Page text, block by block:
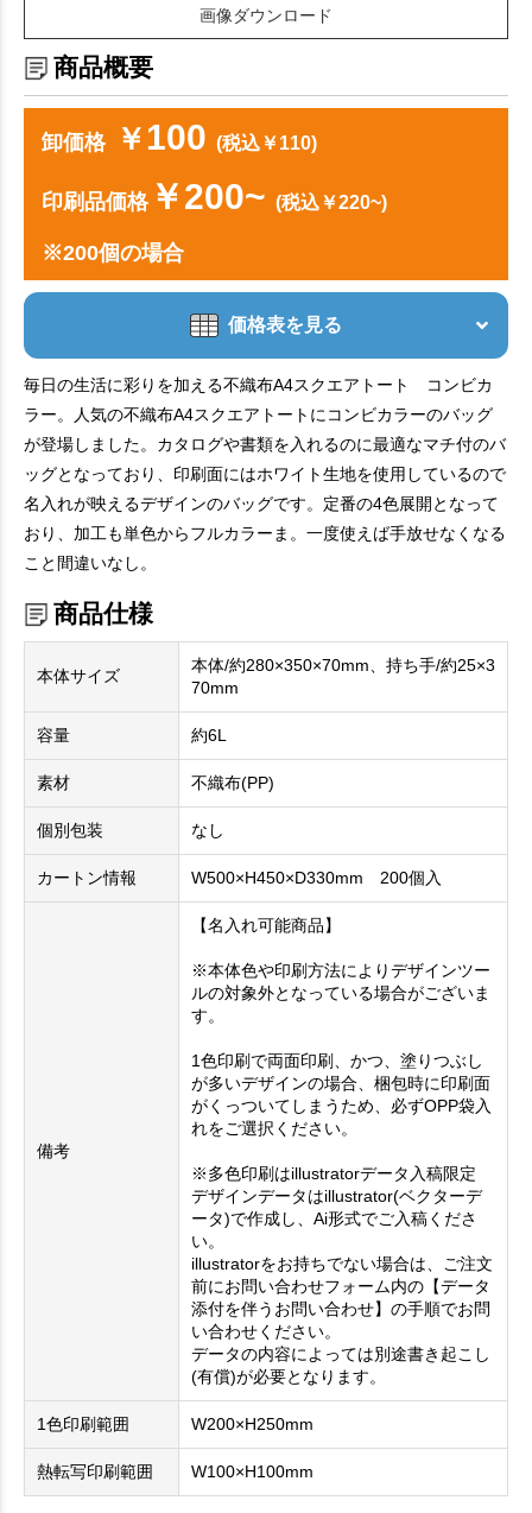
画像ダウンロード
商品概要
卸価格 ￥100 (税込￥110)
印刷品価格￥200~ (税込￥220~)
※200個の場合
価格表を見る
毎日の生活に彩りを加える不織布A4スクエアトート コンビカ
ラー。人気の不織布A4スクエアトートにコンビカラーのバッグ
が登場しました。カタログや書類を入れるのに最適なマチ付のバ
ッグとなっており、印刷面にはホワイト生地を使用しているので
名入れが映えるデザインのバッグです。定番の4色展開となって
おり、加工も単色からフルカラーま。一度使えば手放せなくなる
こと間違いなし。
商品仕様
本体サイズ
本体/約280×350×70mm、持ち手/約25×3
70mm
容量 約6L
素材 不織布(PP)
個別包装 なし
カートン情報 W500×H450×D330mm 200個入
備考
【名入れ可能商品】
※本体色や印刷方法によりデザインツー
ルの対象外となっている場合がございま
す。
1色印刷で両面印刷、かつ、塗りつぶし
が多いデザインの場合、梱包時に印刷面
がくっついてしまうため、必ずOPP袋入
れをご選択ください。
※多色印刷はillustratorデータ入稿限定
デザインデータはillustrator(ベクターデ
ータ)で作成し、Ai形式でご入稿くださ
い。
illustratorをお持ちでない場合は、ご注文
前にお問い合わせフォーム内の【データ
添付を伴うお問い合わせ】の手順でお問
い合わせください。
データの内容によっては別途書き起こし
(有償)が必要となります。
1色印刷範囲 W200×H250mm
熱転写印刷範囲 W100×H100mm